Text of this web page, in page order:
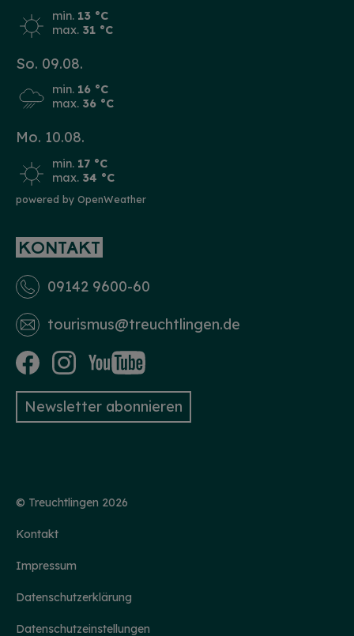
min. 13 °C
max. 31 °C
So. 09.08.
min. 16 °C
max. 36 °C
Mo. 10.08.
min. 17 °C
max. 34 °C
powered by OpenWeather
KONTAKT
09142 9600-60
tourismus­@treuchtlingen.de
Newsletter abonnieren
© Treuchtlingen 2026
Kontakt
Impressum
Datenschutzerklärung
Datenschutzeinstellungen
Wir suchen dich als Christkind oder Engel. Hast
Lächeln ins Gesicht zu zaubern und Freude und